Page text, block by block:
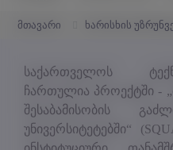
მთავარი ხარისხის
საქართველოს
ჩართულია პროექტში -
შესაბამისობის
უნივერსიტეტებში“